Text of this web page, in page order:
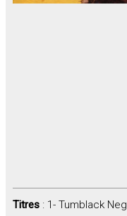
Titres : 1- Tumblack